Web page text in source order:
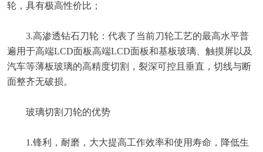
轮，具有极高性价比；
3.高渗透钻石刀轮：代表了当前刀轮工艺的最高水平普
遍用于高端LCD面板高端LCD面板和基板玻璃、触摸屏以及
汽车等薄板玻璃的高精度切割，裂深可控且垂直，切线与断
面整齐无破损。
玻璃切割刀轮的优势
1.锋利，耐磨，大大提高工作效率和使用寿命，降低生